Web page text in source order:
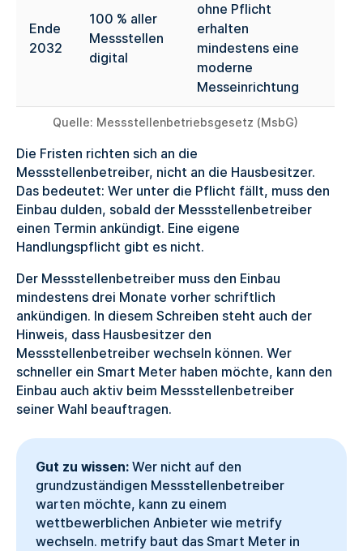
Ende
2032
100 % aller
Messstellen
digital
ohne Pflicht
erhalten
mindestens eine
moderne
Messeinrichtung
Quelle: Messstellenbetriebsgesetz (MsbG)
Die Fristen richten sich an die
Messstellenbetreiber, nicht an die Hausbesitzer.
Das bedeutet: Wer unter die Pflicht fällt, muss den
Einbau dulden, sobald der Messstellenbetreiber
einen Termin ankündigt. Eine eigene
Handlungspflicht gibt es nicht.
Der Messstellenbetreiber muss den Einbau
mindestens drei Monate vorher schriftlich
ankündigen. In diesem Schreiben steht auch der
Hinweis, dass Hausbesitzer den
Messstellenbetreiber wechseln können. Wer
schneller ein Smart Meter haben möchte, kann den
Einbau auch aktiv beim Messstellenbetreiber
seiner Wahl beauftragen.
Gut zu wissen:Wer nicht auf den
grundzuständigen Messstellenbetreiber
warten möchte, kann zu einem
wettbewerblichen Anbieter wie metrify
wechseln. metrify baut das Smart Meter in